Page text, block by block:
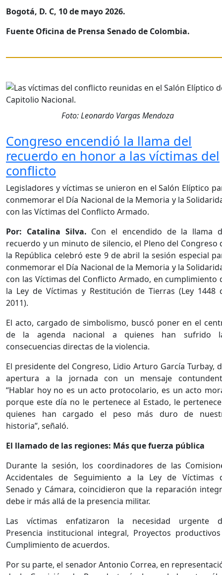
Bogotá, D. C, 10 de mayo 2026.
Fuente Oficina de Prensa Senado de Colombia.
Foto: Leonardo Vargas Mendoza
Congreso encendió la llama del
recuerdo en honor a las víctimas del
conflicto
Legisladores y víctimas se unieron en el Salón Elíptico
conmemorar el Día Nacional de la Memoria y la
con las Víctimas del Conflicto Armado.
Por: Catalina Silva. Con el encendido de la llama
recuerdo y un minuto de silencio, el Pleno del Congreso
la República celebró este 9 de abril la sesión especial
conmemorar el Día Nacional de la Memoria y la
con las Víctimas del Conflicto Armado, en cumplimiento
la Ley de Víctimas y Restitución de Tierras (Ley 1448
2011).
El acto, cargado de simbolismo, buscó poner en el
de la agenda nacional a quienes han sufrido
consecuencias directas de la violencia.
El presidente del Congreso, Lidio Arturo García Turbay,
apertura a la jornada con un mensaje
“Hablar hoy no es un acto protocolario, es un acto
porque este día no le pertenece al Estado, le
quienes han cargado el peso más duro de
historia”, señaló.
El llamado de las regiones: Más que fuerza pública
Durante la sesión, los coordinadores de las
Accidentales de Seguimiento a la Ley de Víctimas
Senado y Cámara, coincidieron que la reparación
debe ir más allá de la presencia militar.
Las víctimas enfatizaron la necesidad urgente
Presencia institucional integral, Proyectos
Cumplimiento de acuerdos.
Por su parte, el senador Antonio Correa, en